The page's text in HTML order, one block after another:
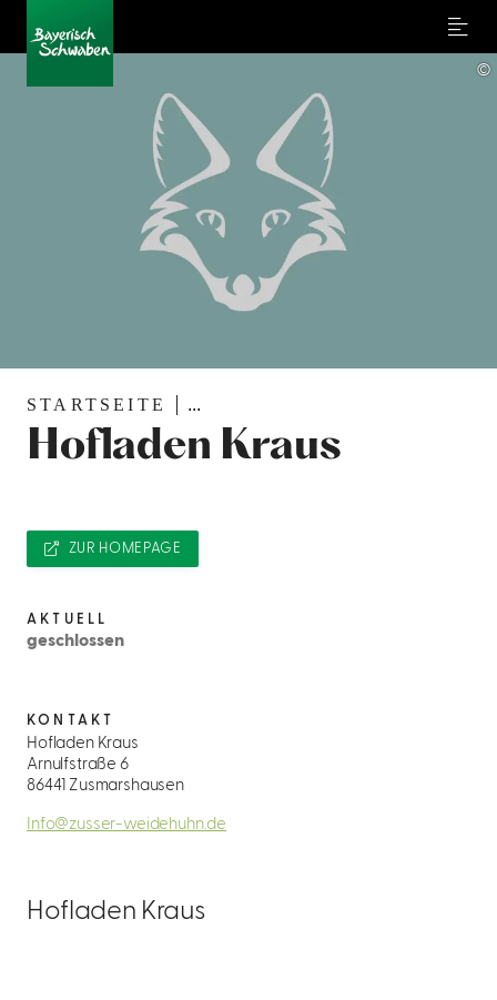
Menu
STARTSEITE ...
Hofladen Kraus
©
Hofladen Kraus
ZUR HOMEPAGE
AKTUELL
geschlossen
KONTAKT
Hofladen Kraus
Arnulfstraße 6
86441 Zusmarshausen
Info@zusser-weidehuhn.de